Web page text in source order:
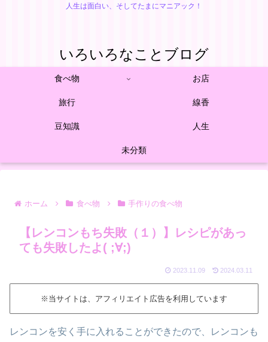
人生は面白い、そしてたまにマニアック！
いろいろなことブログ
食べ物 お店
旅行 線香
豆知識 人生
未分類
ホーム 食べ物 手作りの食べ物
【レンコンもち失敗（１）】レシピがあっ
ても失敗したよ( ;∀;)
2023.11.09 2024.03.11
※当サイトは、アフィリエイト広告を利用しています
レンコンを安く手に入れることができたので、レンコンも